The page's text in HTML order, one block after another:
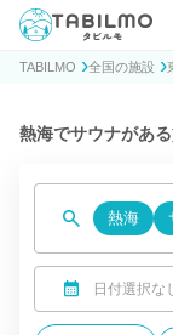
貸別荘コテージ・一棟
TABILMO 全国の施設
熱海でサウナがあ
熱海
日付選択な